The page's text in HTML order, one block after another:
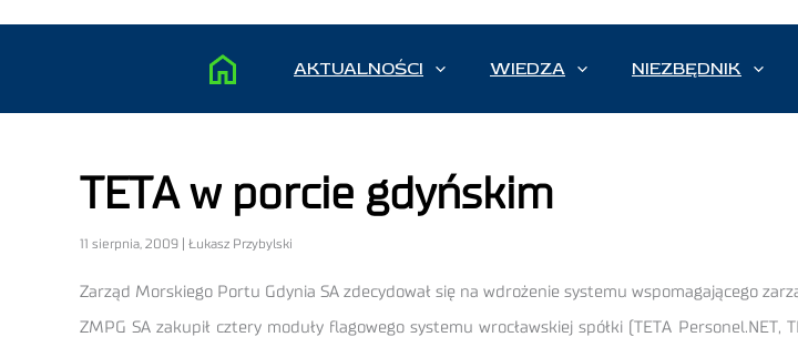
AKTUALNOŚCI WIEDZA NIEZBĘDNIK
TETA w porcie gdyńskim
11 sierpnia, 2009 | Łukasz Przybylski
Zarząd Morskiego Portu Gdynia SA zdecydował się na wdrożenie systemu wspomagającego
ZMPG SA zakupił cztery moduły flagowego systemu wrocławskiej spółki (TETA Personel.NET,